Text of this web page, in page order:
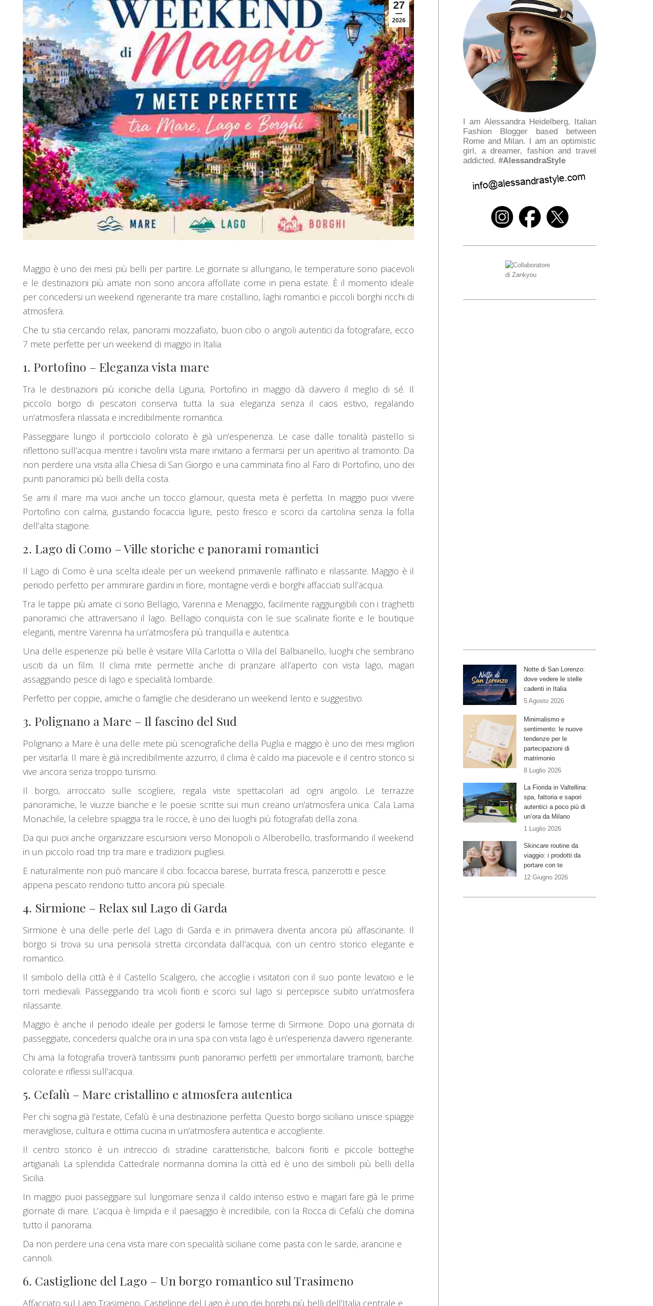
27
2026
Maggio è uno dei mesi più belli per partire. Le giornate si allungano, le temperature sono piacevoli
e le destinazioni più amate non sono ancora affollate come in piena estate. È il momento ideale
per concedersi un weekend rigenerante tra mare cristallino, laghi romantici e piccoli borghi ricchi di
atmosfera.
Che tu stia cercando relax, panorami mozzafiato, buon cibo o angoli autentici da fotografare, ecco
7 mete perfette per un weekend di maggio in Italia.
1. Portofino – Eleganza vista mare
Tra le destinazioni più iconiche della Liguria, Portofino in maggio dà davvero il meglio di sé. Il
piccolo borgo di pescatori conserva tutta la sua eleganza senza il caos estivo, regalando
un’atmosfera rilassata e incredibilmente romantica.
Passeggiare lungo il porticciolo colorato è già un’esperienza. Le case dalle tonalità pastello si
riflettono sull’acqua mentre i tavolini vista mare invitano a fermarsi per un aperitivo al tramonto. Da
non perdere una visita alla Chiesa di San Giorgio e una camminata fino al Faro di Portofino, uno dei
punti panoramici più belli della costa.
Se ami il mare ma vuoi anche un tocco glamour, questa meta è perfetta. In maggio puoi vivere
Portofino con calma, gustando focaccia ligure, pesto fresco e scorci da cartolina senza la folla
dell’alta stagione.
2. Lago di Como – Ville storiche e panorami romantici
Il Lago di Como è una scelta ideale per un weekend primaverile raffinato e rilassante. Maggio è il
periodo perfetto per ammirare giardini in fiore, montagne verdi e borghi affacciati sull’acqua.
Tra le tappe più amate ci sono Bellagio, Varenna e Menaggio, facilmente raggiungibili con i traghetti
panoramici che attraversano il lago. Bellagio conquista con le sue scalinate fiorite e le boutique
eleganti, mentre Varenna ha un’atmosfera più tranquilla e autentica.
Una delle esperienze più belle è visitare Villa Carlotta o Villa del Balbianello, luoghi che sembrano
usciti da un film. Il clima mite permette anche di pranzare all’aperto con vista lago, magari
assaggiando pesce di lago e specialità lombarde.
Perfetto per coppie, amiche o famiglie che desiderano un weekend lento e suggestivo.
3. Polignano a Mare – Il fascino del Sud
Polignano a Mare è una delle mete più scenografiche della Puglia e maggio è uno dei mesi migliori
per visitarla. Il mare è già incredibilmente azzurro, il clima è caldo ma piacevole e il centro storico si
vive ancora senza troppo turismo.
Il borgo, arroccato sulle scogliere, regala viste spettacolari ad ogni angolo. Le terrazze
panoramiche, le viuzze bianche e le poesie scritte sui muri creano un’atmosfera unica. Cala Lama
Monachile, la celebre spiaggia tra le rocce, è uno dei luoghi più fotografati della zona.
Da qui puoi anche organizzare escursioni verso Monopoli o Alberobello, trasformando il weekend
in un piccolo road trip tra mare e tradizioni pugliesi.
E naturalmente non può mancare il cibo: focaccia barese, burrata fresca, panzerotti e pesce
appena pescato rendono tutto ancora più speciale.
4. Sirmione – Relax sul Lago di Garda
Sirmione è una delle perle del Lago di Garda e in primavera diventa ancora più affascinante. Il
borgo si trova su una penisola stretta circondata dall’acqua, con un centro storico elegante e
romantico.
Il simbolo della città è il Castello Scaligero, che accoglie i visitatori con il suo ponte levatoio e le
torri medievali. Passeggiando tra vicoli fioriti e scorci sul lago si percepisce subito un’atmosfera
rilassante.
Maggio è anche il periodo ideale per godersi le famose terme di Sirmione. Dopo una giornata di
passeggiate, concedersi qualche ora in una spa con vista lago è un’esperienza davvero rigenerante.
Chi ama la fotografia troverà tantissimi punti panoramici perfetti per immortalare tramonti, barche
colorate e riflessi sull’acqua.
5. Cefalù – Mare cristallino e atmosfera autentica
Per chi sogna già l’estate, Cefalù è una destinazione perfetta. Questo borgo siciliano unisce spiagge
meravigliose, cultura e ottima cucina in un’atmosfera autentica e accogliente.
Il centro storico è un intreccio di stradine caratteristiche, balconi fioriti e piccole botteghe
artigianali. La splendida Cattedrale normanna domina la città ed è uno dei simboli più belli della
Sicilia.
In maggio puoi passeggiare sul lungomare senza il caldo intenso estivo e magari fare già le prime
giornate di mare. L’acqua è limpida e il paesaggio è incredibile, con la Rocca di Cefalù che domina
tutto il panorama.
Da non perdere una cena vista mare con specialità siciliane come pasta con le sarde, arancine e
cannoli.
6. Castiglione del Lago – Un borgo romantico sul Trasimeno
Affacciato sul Lago Trasimeno, Castiglione del Lago è uno dei borghi più belli dell’Italia centrale e
I am Alessandra Heidelberg, Italian
Fashion Blogger based between
Rome and Milan. I am an optimistic
girl, a dreamer, fashion and travel
addicted. #AlessandraStyle
Notte di San Lorenzo:
dove vedere le stelle
cadenti in Italia
5 Agosto 2026
Minimalismo e
sentimento: le nuove
tendenze per le
partecipazioni di
matrimonio
8 Luglio 2026
La Fiorida in Valtellina:
spa, fattoria e sapori
autentici a poco più di
un’ora da Milano
1 Luglio 2026
Skincare routine da
viaggio: i prodotti da
portare con te
12 Giugno 2026